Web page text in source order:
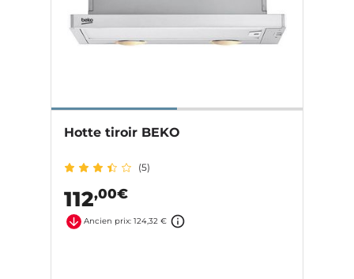
Hotte tiroir BEKO
(5)
112,00€
Ancien prix: 124,32 €